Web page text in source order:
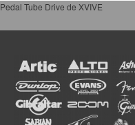
Pedal Tube Drive de XVIVE